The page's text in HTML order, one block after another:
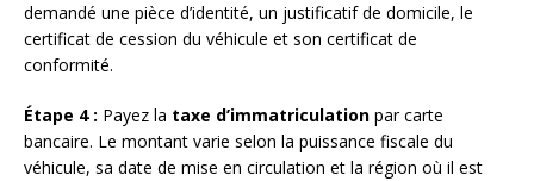
demandé une pièce d’identité, un justificatif de domicile, le
certificat de cession du véhicule et son certificat de
conformité.
Étape 4 : Payez la taxe d’immatriculation par carte
bancaire. Le montant varie selon la puissance fiscale du
véhicule, sa date de mise en circulation et la région où il est